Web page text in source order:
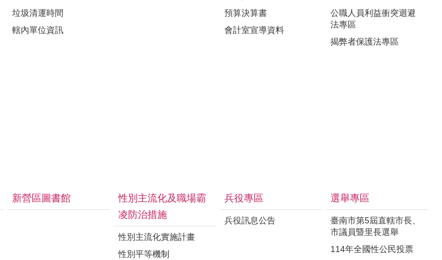
垃圾清運時間
轄內單位資訊
預算決算書
會計室宣導資料
公職人員利益衝突迴避
法專區
揭弊者保護法專區
新營區圖書館
性別主流化及職場霸
凌防治措施
性別主流化實施計畫
性別平等機制
兵役專區
兵役訊息公告
選舉專區
臺南市第5屆直轄市長、
市議員暨里長選舉
114年全國性公民投票